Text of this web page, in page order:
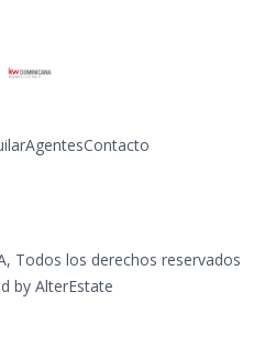
AgentesContacto
, Todos los derechos reservados
by AlterEstate